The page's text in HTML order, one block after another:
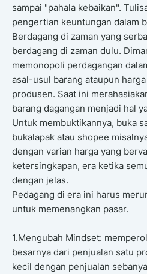
sampai "pahala kebaikan".
pengertian keuntungan dalam
Berdagang di zaman yang
berdagang di zaman dulu.
memonopoli perdagangan
asal-usul barang ataupun
produsen. Saat ini
barang dagangan menjadi hal
Untuk membuktikannya, buka
bukalapak atau shopee
dengan varian harga yang
ketersingkapan, era ketika
dengan jelas.
Pedagang di era ini harus
untuk memenangkan pasar.
1.Mengubah Mindset:
besarnya dari penjualan satu
kecil dengan penjualan